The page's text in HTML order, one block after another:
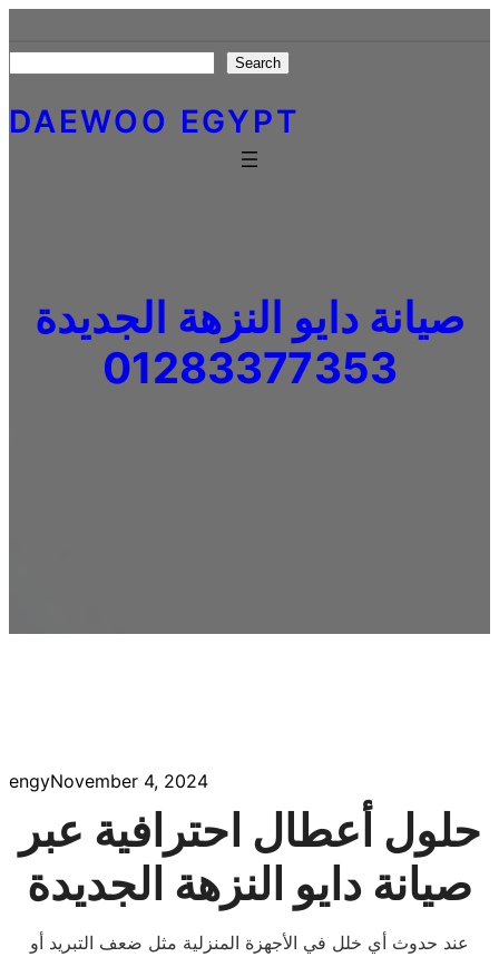
to
content
Search
DAEWOO EGYPT
صيانة دايو النزهة الجديدة
01283377353
engyNovember 4, 2024
حلول أعطال احترافية عبر
صيانة دايو النزهة الجديدة
عند حدوث أي خلل في الأجهزة المنزلية مثل ضعف التبريد أو